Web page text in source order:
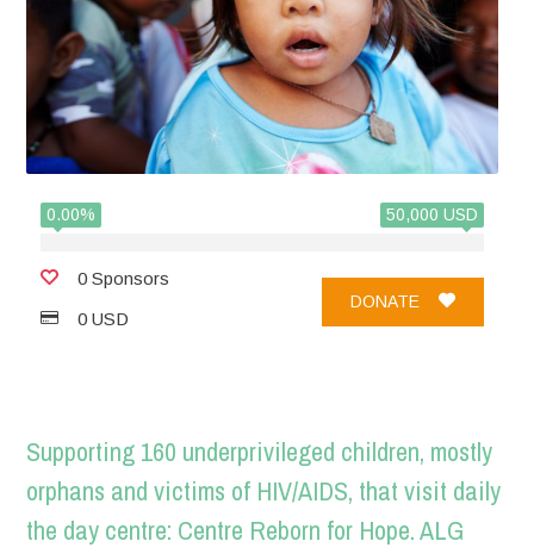
0.00% 50,000 USD
0 Sponsors
0 USD
DONATE
Supporting 160 underprivileged children, mostly
orphans and victims of HIV/AIDS, that visit daily
the day centre: Centre Reborn for Hope. ALG